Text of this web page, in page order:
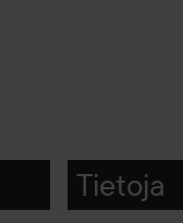
Tietoja